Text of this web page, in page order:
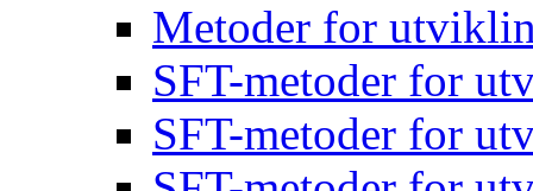
Metoder for
SFT-metoder for
SFT-metoder for